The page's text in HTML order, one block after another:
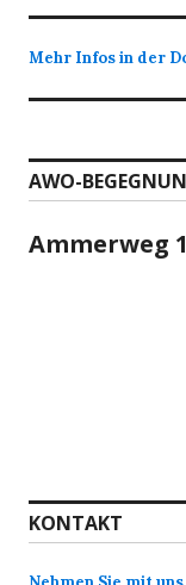
Mehr Infos in der
AWO-
Ammerweg
KONTAKT